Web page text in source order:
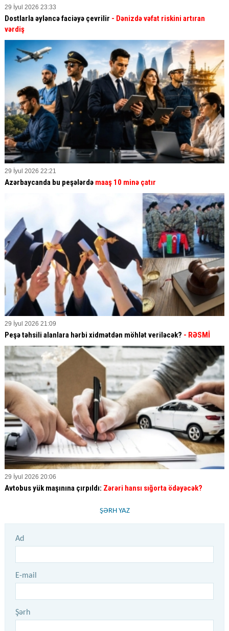
29 İyul 2026 23:33
Dostlarla əyləncə faciəyə çevrilir - Dənizdə vəfat riskini artıran
vərdiş
29 İyul 2026 22:21
Azərbaycanda bu peşələrdə maaş 10 minə çatır
29 İyul 2026 21:09
Peşə təhsili alanlara hərbi xidmətdən möhlət veriləcək? - RƏSMİ
29 İyul 2026 20:06
Avtobus yük maşınına çırpıldı: Zərəri hansı sığorta ödəyəcək?
ŞƏRH YAZ
Ad
E-mail
Şərh